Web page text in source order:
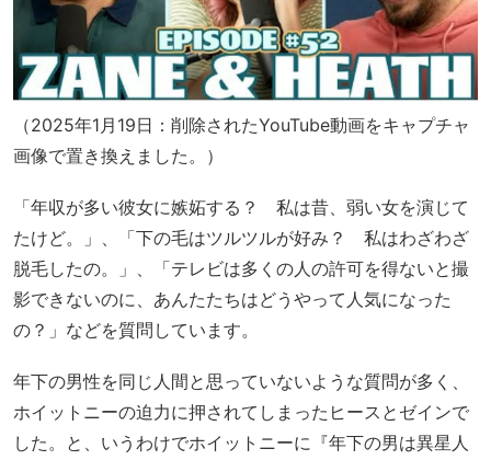
（2025年1月19日：削除されたYouTube動画をキャプチャ
画像で置き換えました。）
「年収が多い彼女に嫉妬する？ 私は昔、弱い女を演じて
たけど。」、「下の毛はツルツルが好み？ 私はわざわざ
脱毛したの。」、「テレビは多くの人の許可を得ないと撮
影できないのに、あんたたちはどうやって人気になった
の？」などを質問しています。
年下の男性を同じ人間と思っていないような質問が多く、
ホイットニーの迫力に押されてしまったヒースとゼインで
した。と、いうわけでホイットニーに『年下の男は異星人